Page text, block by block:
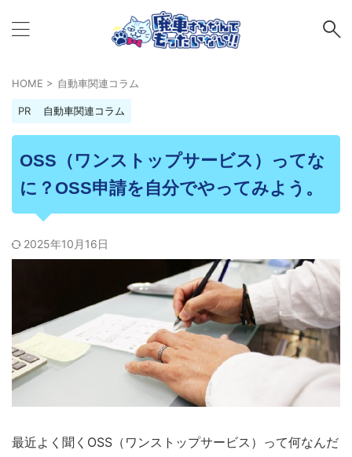
HOME > 自動車関連コラム
PR 自動車関連コラム
OSS（ワンストップサービス）ってな
に？OSS申請を自分でやってみよう。
2025年10月16日
最近よく聞くOSS（ワンストップサービス）って何なんだ